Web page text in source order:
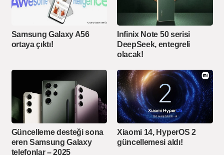
Samsung Galaxy A56
ortaya çıktı!
Infinix Note 50 serisi
DeepSeek, entegreli
olacak!
Güncelleme desteği sona
eren Samsung Galaxy
telefonlar – 2025
Xiaomi 14, HyperOS 2
güncellemesi aldı!